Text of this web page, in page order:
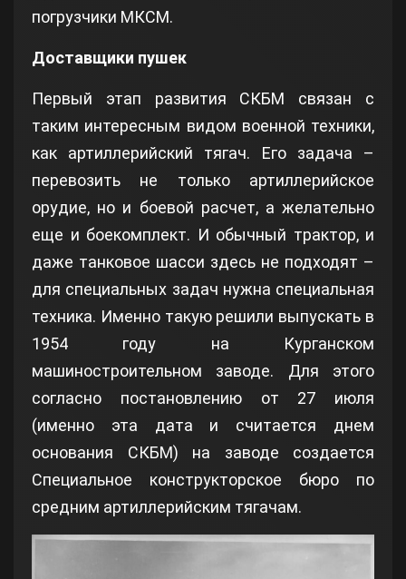
погрузчики МКСМ.
Доставщики пушек
Первый этап развития СКБМ связан с
таким интересным видом военной техники,
как артиллерийский тягач. Его задача –
перевозить не только артиллерийское
орудие, но и боевой расчет, а желательно
еще и боекомплект. И обычный трактор, и
даже танковое шасси здесь не подходят –
для специальных задач нужна специальная
техника. Именно такую решили выпускать в
1954 году на Курганском
машиностроительном заводе. Для этого
согласно постановлению от 27 июля
(именно эта дата и считается днем
основания СКБМ) на заводе создается
Специальное конструкторское бюро по
средним артиллерийским тягачам.